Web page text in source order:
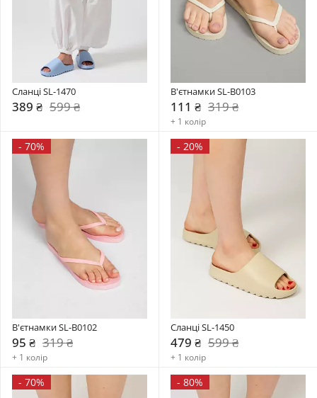
Сланці SL-1470
389 ₴ 599 ₴
В'єтнамки SL-B0103
111 ₴ 319 ₴
+ 1 колір
- 70%
В'єтнамки SL-B0102
95 ₴ 319 ₴
+ 1 колір
- 20%
Сланці SL-1450
479 ₴ 599 ₴
+ 1 колір
- 70% - 80%